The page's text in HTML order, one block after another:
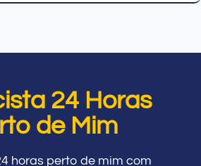
24 Horas
de Mim
horas perto de mim com